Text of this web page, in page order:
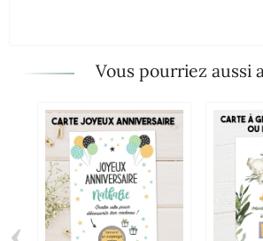
Vous pourriez aussi